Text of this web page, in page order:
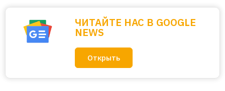
ЧИТАЙТЕ НАС В GOOGLE
NEWS
Открыть